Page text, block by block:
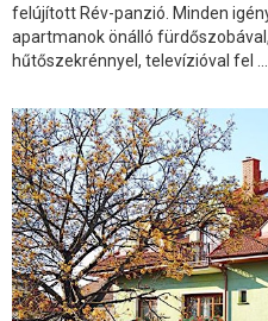
felújított Rév-panzió. Minden
apartmanok önálló
hűtőszekrénnyel, televízióval fel ...